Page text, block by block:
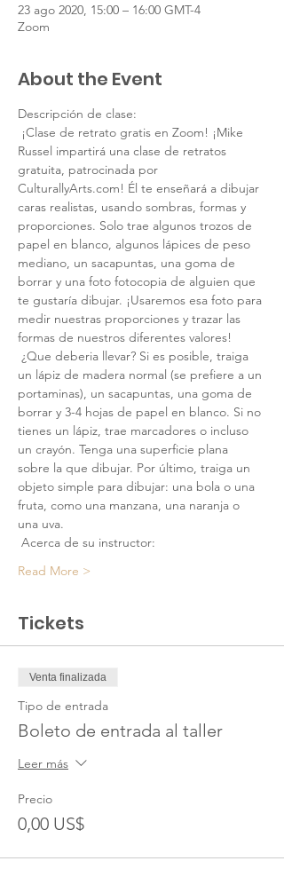
23 ago 2020, 15:00 – 16:00 GMT-4
Zoom
About the Event
Descripción de clase:
Russel impartirá una clase de retratos
gratuita, patrocinada por
CulturallyArts.com! Él te enseñará a dibujar
caras realistas, usando sombras, formas y
proporciones. Solo trae algunos trozos de
papel en blanco, algunos lápices de peso
mediano, un sacapuntas, una goma de
borrar y una foto fotocopia de alguien que
te gustaría dibujar. ¡Usaremos esa foto para
medir nuestras proporciones y trazar las
formas de nuestros diferentes valores!
un lápiz de madera normal (se prefiere a un
portaminas), un sacapuntas, una goma de
borrar y 3-4 hojas de papel en blanco. Si no
tienes un lápiz, trae marcadores o incluso
un crayón. Tenga una superficie plana
sobre la que dibujar. Por último, traiga un
objeto simple para dibujar: una bola o una
fruta, como una manzana, una naranja o
una uva.
Acerca de su instructor:
Read More >
Tickets
Venta finalizada
Tipo de entrada
Boleto de entrada al taller
Leer más
Precio
0,00 US$